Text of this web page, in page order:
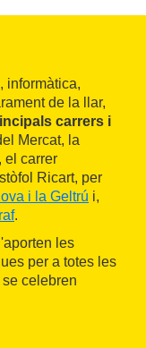
informàtica,
de la llar,
carrers i
Mercat, la
el carrer
Ricart, per
i la Geltrú i,
.
les
per a totes les
celebren